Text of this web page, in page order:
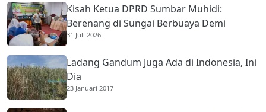
Kisah Ketua DPRD Sumbar Muhidi:
Berenang di Sungai Berbuaya Demi
Membantu Ekonomi Orang Tua
31 Juli 2026
Ladang Gandum Juga Ada di Indonesia, Ini
Dia
23 Januari 2017